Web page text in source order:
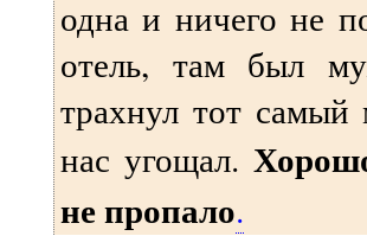
одна и ничего не
отель, там был
трахнул тот
нас угощал.
не пропало.